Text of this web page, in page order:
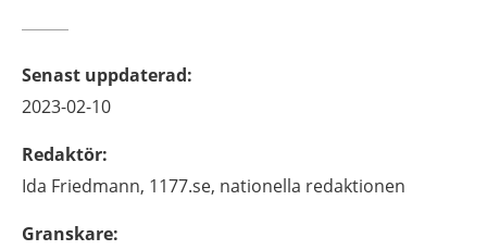
Senast uppdaterad:
2023-02-10
Redaktör:
Ida Friedmann, 1177.se, nationella redaktionen
Granskare: